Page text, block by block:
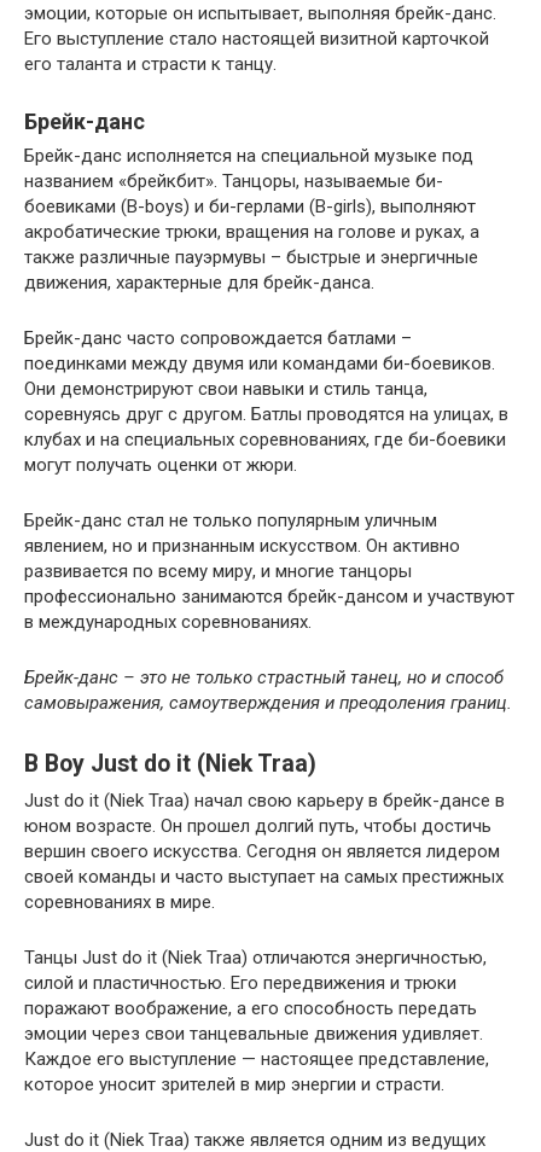
эмоции, которые он испытывает, выполняя брейк-данс.
Его выступление стало настоящей визитной карточкой
его таланта и страсти к танцу.
Брейк-данс
Брейк-данс исполняется на специальной музыке под
названием «брейкбит». Танцоры, называемые би-
боевиками (B-boys) и би-герлами (B-girls), выполняют
акробатические трюки, вращения на голове и руках, а
также различные пауэрмувы – быстрые и энергичные
движения, характерные для брейк-данса.
Брейк-данс часто сопровождается батлами –
поединками между двумя или командами би-боевиков.
Они демонстрируют свои навыки и стиль танца,
соревнуясь друг с другом. Батлы проводятся на улицах, в
клубах и на специальных соревнованиях, где би-боевики
могут получать оценки от жюри.
Брейк-данс стал не только популярным уличным
явлением, но и признанным искусством. Он активно
развивается по всему миру, и многие танцоры
профессионально занимаются брейк-дансом и участвуют
в международных соревнованиях.
Брейк-данс – это не только страстный танец, но и способ
самовыражения, самоутверждения и преодоления границ.
B Boy Just do it (Niek Traa)
Just do it (Niek Traa) начал свою карьеру в брейк-дансе в
юном возрасте. Он прошел долгий путь, чтобы достичь
вершин своего искусства. Сегодня он является лидером
своей команды и часто выступает на самых престижных
соревнованиях в мире.
Танцы Just do it (Niek Traa) отличаются энергичностью,
силой и пластичностью. Его передвижения и трюки
поражают воображение, а его способность передать
эмоции через свои танцевальные движения удивляет.
Каждое его выступление — настоящее представление,
которое уносит зрителей в мир энергии и страсти.
Just do it (Niek Traa) также является одним из ведущих